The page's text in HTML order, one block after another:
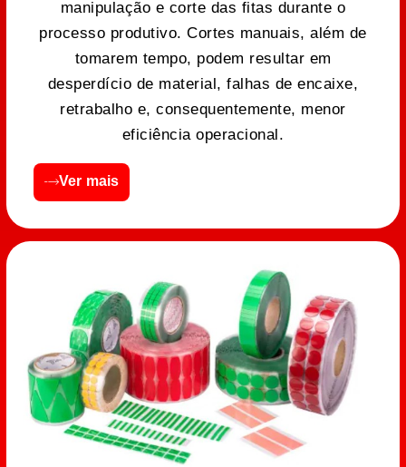
manipulação e corte das fitas durante o
processo produtivo. Cortes manuais, além de
tomarem tempo, podem resultar em
desperdício de material, falhas de encaixe,
retrabalho e, consequentemente, menor
eficiência operacional.
Ver mais